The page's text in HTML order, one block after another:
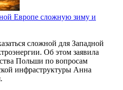
Европе сложную зиму и
сложной для Западной
Об этом заявила
Польши по вопросам
инфраструктуры Анна